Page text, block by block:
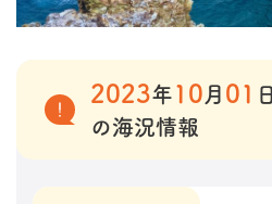
2023年 10 月 01 日
の海況情報